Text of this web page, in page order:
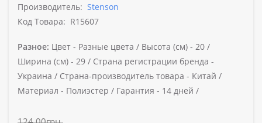
Производитель: Stenson
Код Товара: R15607
Разное: Цвет - Разные цвета / Высота (см) - 20 /
Ширина (см) - 29 / Страна регистрации бренда -
Украина / Страна-производитель товара - Китай /
Материал - Полиэстер / Гарантия - 14 дней /